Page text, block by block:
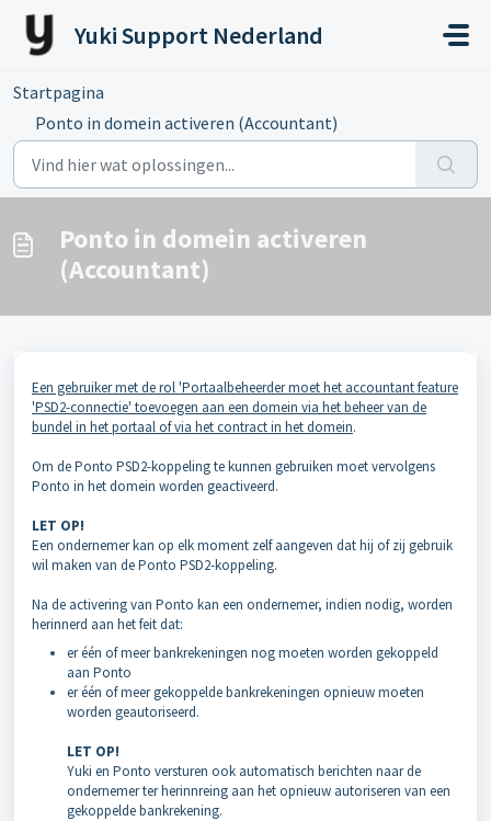
Doorgaan naar hoofdinhoud
Yuki Support Nederland
Startpagina
Ponto in domein activeren (Accountant)
Ponto in domein activeren
(Accountant)
Een gebruiker met de rol 'Portaalbeheerder moet het accountant feature
'PSD2-connectie' toevoegen aan een domein via het beheer van de
bundel in het portaal of via het contract in het domein.
Om de Ponto PSD2-koppeling te kunnen gebruiken moet vervolgens
Ponto in het domein worden geactiveerd.
LET OP!
Een ondernemer kan op elk moment zelf aangeven dat hij of zij gebruik
wil maken van de Ponto PSD2-koppeling.
Na de activering van Ponto kan een ondernemer, indien nodig, worden
herinnerd aan het feit dat:
er één of meer bankrekeningen nog moeten worden gekoppeld
aan Ponto
er één of meer gekoppelde bankrekeningen opnieuw moeten
worden geautoriseerd.
LET OP!
Yuki en Ponto versturen ook automatisch berichten naar de
ondernemer ter herinnreing aan het opnieuw autoriseren van een
gekoppelde bankrekening.